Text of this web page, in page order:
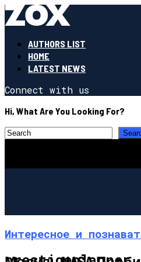
AUTHORS LIST
HOME
LATEST NEWS
Connect with us
Hi, What Are You Looking For?
Интересное и